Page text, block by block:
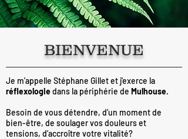
BIENVENUE
Je m'appelle Stéphane Gillet et j'exerce la
réflexologiedans la périphérie de Mulhouse.
Besoin de vous détendre, d’un moment de
bien-être, de soulager vos douleurs et
tensions, d’accroître votre vitalité?